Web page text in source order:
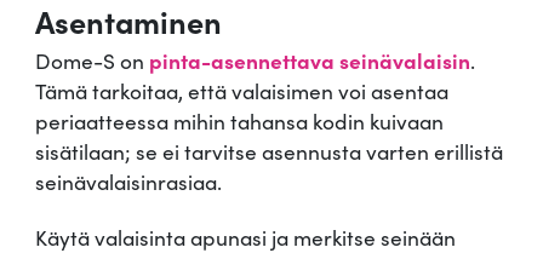
.
ä
ä
Asentaminen
Dome-S on pinta-asennettava seinävalaisin.
Tämä tarkoitaa, että valaisimen voi asentaa
periaatteessa mihin tahansa kodin kuivaan
sisätilaan; se ei tarvitse asennusta varten erillistä
seinävalaisinrasiaa.
Käytä valaisinta apunasi ja merkitse seinään